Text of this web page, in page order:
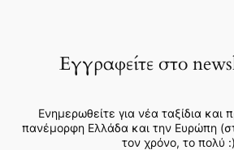
Εγγραφείτε στο
Ενημερωθείτε για νέα ταξίδια και
πανέμορφη Ελλάδα και την Ευρώπη
τον χρόνο, το πολύ